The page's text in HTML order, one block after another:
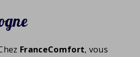
FranceComfort, vous